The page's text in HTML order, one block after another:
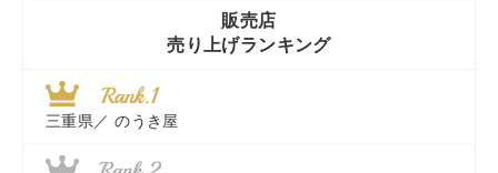
販売店
売り上げランキング
三重県／ のうき屋